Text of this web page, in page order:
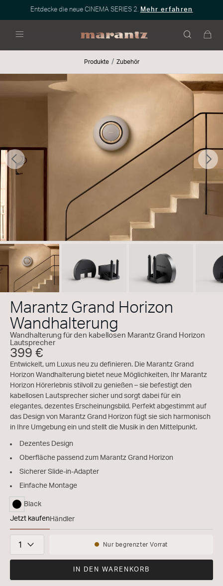
Entdecke die neue CINEMA SERIES 2. Mehr erfahren
Produkte Zubehör
Zurück
Marantz Grand Horizon
Wandhalterung
Wandhalterung für den kabellosen Marantz Grand Horizon
Lautsprecher
399 €
Entwickelt, um Luxus neu zu definieren. Die Marantz Grand
Horizon Wandhalterung bietet neue Möglichkeiten, Ihr Marantz
Horizon Hörerlebnis stilvoll zu genießen – sie befestigt den
kabellosen Lautsprecher sicher und sorgt dabei für ein
elegantes, dezentes Erscheinungsbild. Perfekt abgestimmt auf
das Design von Marantz Grand Horizon fügt sie sich harmonisch
in Ihre Umgebung ein und stellt die Musik in den Mittelpunkt.
Dezentes Design
Oberfläche passend zum Marantz Grand Horizon
Sicherer Slide-in-Adapter
Einfache Montage
ausgewählt
Black
Jetzt kaufen Händler
Verfügbarkeit:
Nur begrenzter Vorrat
IN DEN WARENKORB